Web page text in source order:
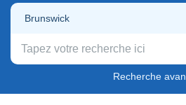
Brunswick
Recherche